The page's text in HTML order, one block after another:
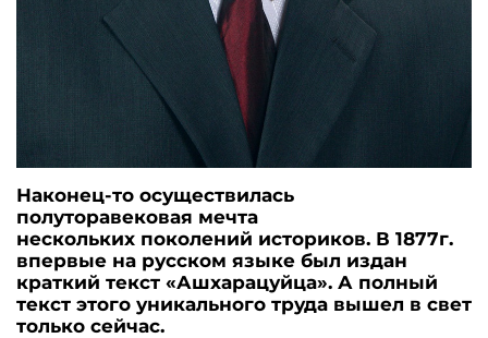
Наконец-то осуществилась
полуторавековая мечта
нескольких поколений историков. В 1877г.
впервые на русском языке был издан
краткий текст «Ашхарацуйца». А полный
текст этого уникального труда вышел в свет
только сейчас.